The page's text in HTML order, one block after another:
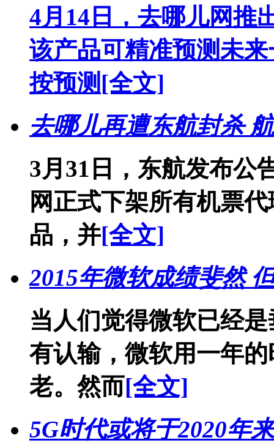
4月14日，去哪儿网推
该产品可精准预测未
按预测 [全文]
去哪儿再遭东航封杀
3月31日，东航发布公
网正式下架所有机票
品，并[全文]
2015年微软成绩斐然
当人们觉得微软已经
有认输，微软用一年
老。然而[全文]
5G时代或将于2020年